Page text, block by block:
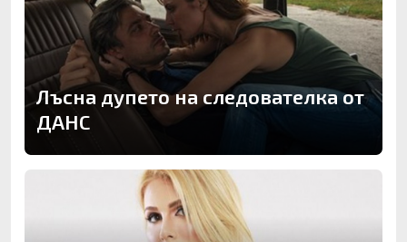
Лъсна дупето на следователка от
ДАНС